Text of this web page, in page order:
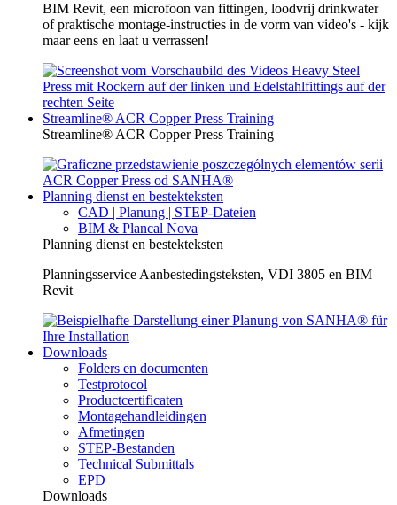
BIM Revit, een microfoon van fittingen, loodvrij drinkwater
of praktische montage-instructies in de vorm van video's - kijk
maar eens en laat u verrassen!
Streamline® ACR Copper Press Training
Streamline® ACR Copper Press Training
Planning dienst en bestekteksten
CAD | Planung | STEP-Dateien
BIM & Plancal Nova
Planning dienst en bestekteksten
Planningsservice Aanbestedingsteksten, VDI 3805 en BIM
Revit
Downloads
Folders en documenten
Testprotocol
Productcertificaten
Montagehandleidingen
Afmetingen
STEP-Bestanden
Technical Submittals
EPD
Downloads